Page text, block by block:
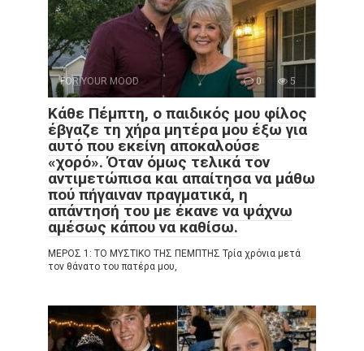
FOR YOUR MOOD 0 5
Κάθε Πέμπτη, ο παιδικός μου φίλος
έβγαζε τη χήρα μητέρα μου έξω για
αυτό που εκείνη αποκαλούσε
«χορό». Όταν όμως τελικά τον
αντιμετώπισα και απαίτησα να μάθω
πού πήγαιναν πραγματικά, η
απάντησή του με έκανε να ψάχνω
αμέσως κάπου να καθίσω.
ΜΕΡΟΣ 1: ΤΟ ΜΥΣΤΙΚΟ ΤΗΣ ΠΕΜΠΤΗΣ Τρία χρόνια μετά
τον θάνατο του πατέρα μου,